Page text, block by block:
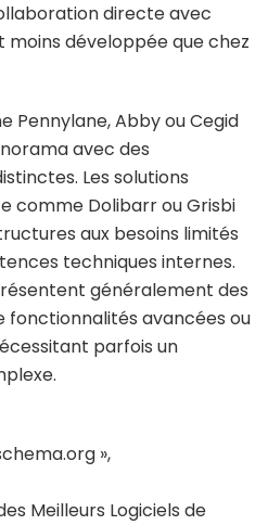
directe avec
développée que chez
Pennylane, Abby ou Cegid
avec des
Les solutions
comme Dolibarr ou Grisbi
aux besoins limités
techniques internes.
généralement des
fonctionnalités avancées ou
parfois un
»,
Meilleurs Logiciels de